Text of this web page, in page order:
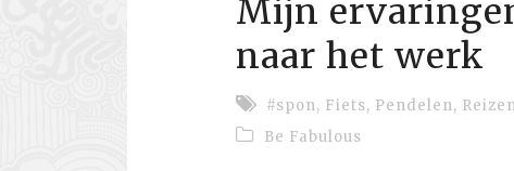
Mijn
naar het werk
#spon, Fiets, Pendelen,
Be Fabulous